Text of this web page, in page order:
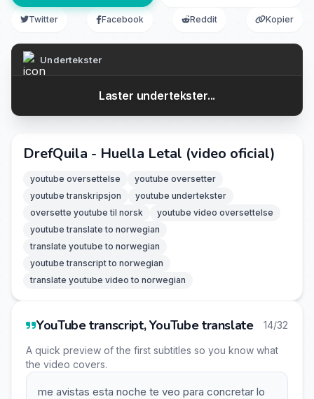
Twitter Facebook Reddit Kopier
Undertekster
Laster undertekster...
DrefQuila - Huella Letal (video oficial)
youtube oversettelse
youtube oversetter
youtube transkripsjon
youtube undertekster
oversette youtube til norsk
youtube video oversettelse
youtube translate to norwegian
translate youtube to norwegian
youtube transcript to norwegian
translate youtube video to norwegian
YouTube transcript, YouTube translate 14/32
A quick preview of the first subtitles so you know what
the video covers.
me avistas esta noche te veo para concretar lo